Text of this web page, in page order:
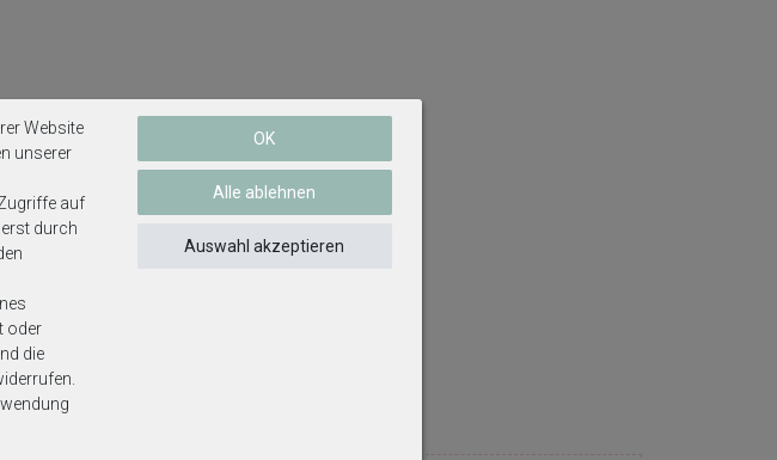
diese nicht ausdrücklich eingeschlossen werden.
Artikel
Website
unserer
auf
durch
oder
die
OK
Alle ablehnen
Auswahl akzeptieren